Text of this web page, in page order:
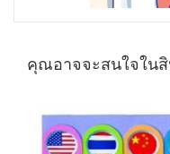
คุณอาจจะสนใจใน